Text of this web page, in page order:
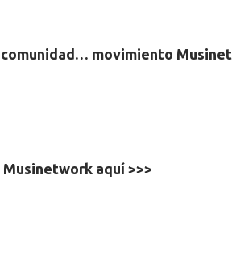
comunidad… movimiento
aquí >>>